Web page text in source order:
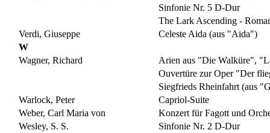
Sinfonie Nr. 5 D-Dur
The Lark Ascending -
Verdi, Giuseppe
Celeste Aida (aus "Aida")
W
Wagner, Richard
Arien aus "Die Walküre",
Ouvertüre zur Oper "Der
Siegfrieds Rheinfahrt (aus
Warlock, Peter
Capriol-Suite
Weber, Carl Maria von
Konzert für Fagott und
Wesley, S. S.
Sinfonie Nr. 2 D-Dur